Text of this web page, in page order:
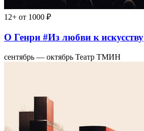
12+ от 1000 ₽
О Генри #Из любви к искусству
сентябрь — октябрь Театр ТМИН